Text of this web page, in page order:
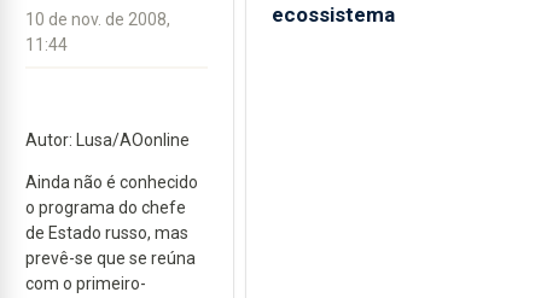
10 de nov. de 2008,
11:44
Autor: Lusa/AOonline
Ainda não é conhecido
o programa do chefe
de Estado russo, mas
prevê-se que se reúna
com o primeiro-
ecossistema